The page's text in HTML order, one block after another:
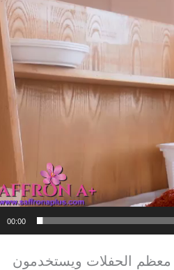
00:00
معظم الحفلات ويستخدمون